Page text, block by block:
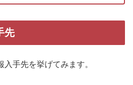
先
手先を挙げてみます。